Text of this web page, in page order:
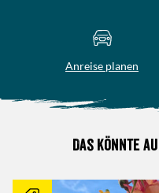
Anreise planen
Das könnte